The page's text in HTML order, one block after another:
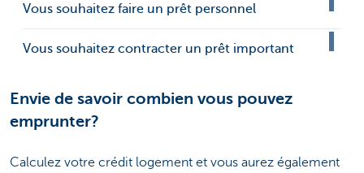
Vous souhaitez faire un prêt personnel
Vous souhaitez contracter un prêt important
Envie de savoir combien vous pouvez
emprunter?
Calculez votre crédit logement et vous aurez également